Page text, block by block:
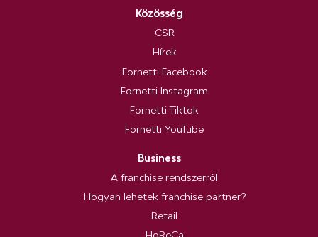
Közösség
CSR
Hírek
Fornetti Facebook
Fornetti Instagram
Fornetti Tiktok
Fornetti YouTube
Business
A franchise rendszerről
Hogyan lehetek franchise partner?
Retail